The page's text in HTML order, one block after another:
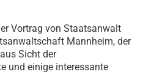
Vortrag von Staatsanwalt
Mannheim, der
Sicht der
und einige interessante